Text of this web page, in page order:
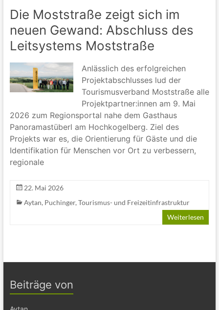
Die Moststraße zeigt sich im
neuen Gewand: Abschluss des
Leitsystems Moststraße
Anlässlich des erfolgreichen
Projektabschlusses lud der
Tourismusverband Moststraße alle
Projektpartner:innen am 9. Mai
2026 zum Regionsportal nahe dem Gasthaus
Panoramastüberl am Hochkogelberg. Ziel des
Projekts war es, die Orientierung für Gäste und die
Identifikation für Menschen vor Ort zu verbessern,
regionale
22. Mai 2026
Aytan, Puchinger, Tourismus- und Freizeitinfrastruktur
Weiterlesen
Beiträge von